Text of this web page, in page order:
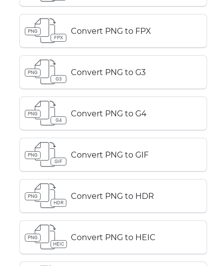
PNG
FPX
Convert PNG to FPX
PNG
G3
Convert PNG to G3
PNG
G4
Convert PNG to G4
PNG
GIF
Convert PNG to GIF
PNG
HDR
Convert PNG to HDR
PNG
HEIC
Convert PNG to HEIC